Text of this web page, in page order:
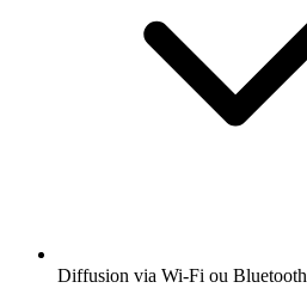
Diffusion via Wi-Fi ou Bluetooth